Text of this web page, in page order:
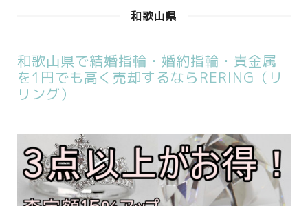
和歌山県
和歌山県で結婚指輪・婚約指輪・貴金属
を1円でも高く売却するならRERING（リ
リング）